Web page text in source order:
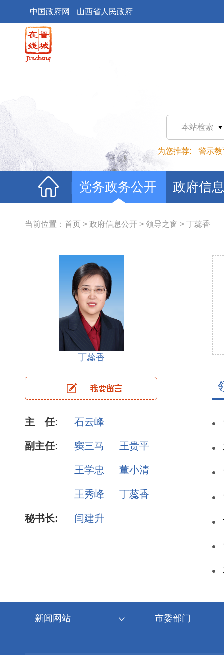
中国政府网 山西省人民政府
本站检索
为您推荐: 警示教
党务政务公开 政府信
当前位置： 首页 > 政府信息公开 > 领导之窗 > 丁蕊香
丁蕊香
主 任: 石云峰
副主任: 窦三马 王贵平
王学忠 董小清
王秀峰 丁蕊香
秘书长: 闫建升
新闻网站 市委部门